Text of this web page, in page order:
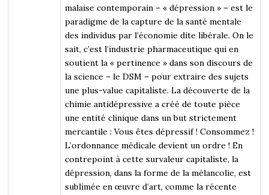
malaise contemporain – « dépression » – est le
paradigme de la capture de la santé mentale
des individus par l’économie dite libérale. On le
sait, c’est l’industrie pharmaceutique qui en
soutient la « pertinence » dans son discours de
la science – le DSM – pour extraire des sujets
une plus-value capitaliste. La découverte de la
chimie antidépressive a créé de toute pièce
une entité clinique dans un but strictement
mercantile : Vous êtes dépressif ! Consommez !
L’ordonnance médicale devient un ordre ! En
contrepoint à cette survaleur capitaliste, la
dépression, dans la forme de la mélancolie, est
sublimée en œuvre d’art, comme la récente